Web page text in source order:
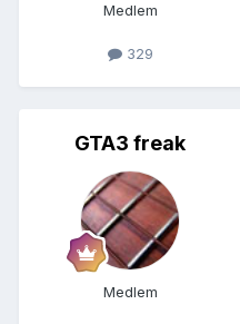
Medlem
329
GTA3 freak
Medlem